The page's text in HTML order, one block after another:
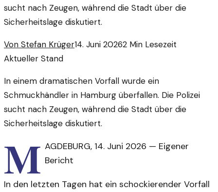
sucht nach Zeugen, während die Stadt über die
Sicherheitslage diskutiert.
Von Stefan Krüger14. Juni 20262 Min Lesezeit
Aktueller Stand
In einem dramatischen Vorfall wurde ein
Schmuckhändler in Hamburg überfallen. Die Polizei
sucht nach Zeugen, während die Stadt über die
Sicherheitslage diskutiert.
M AGDEBURG, 14. Juni 2026 — Eigener
Bericht
In den letzten Tagen hat ein schockierender Vorfall